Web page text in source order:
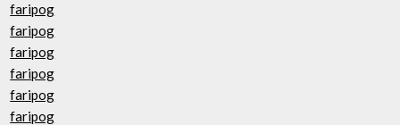
faripog
faripog
faripog
faripog
faripog
faripog